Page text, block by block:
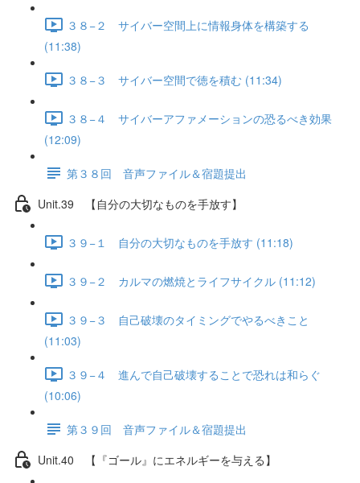
３８−２ サイバー空間上に情報身体を構築する
(11:38)
３８−３ サイバー空間で徳を積む (11:34)
３８−４ サイバーアファメーションの恐るべき効果
(12:09)
第３８回 音声ファイル＆宿題提出
Unit.39 【自分の大切なものを手放す】
３９−１ 自分の大切なものを手放す (11:18)
３９−２ カルマの燃焼とライフサイクル (11:12)
３９−３ 自己破壊のタイミングでやるべきこと
(11:03)
３９−４ 進んで自己破壊することで恐れは和らぐ
(10:06)
第３９回 音声ファイル＆宿題提出
Unit.40 【『ゴール』にエネルギーを与える】